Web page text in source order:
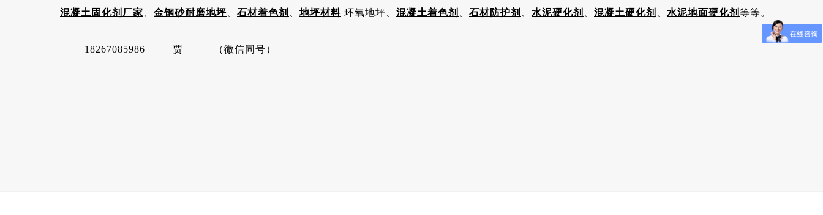
混凝土固化剂厂家
金钢砂耐磨地坪 石材着色剂 地坪材料 环氧地坪、 混凝土着色剂 石材防护剂 水泥硬化剂 混凝土硬化剂 水泥地面硬化剂 等等。
18267085986 贾 （微信同号）